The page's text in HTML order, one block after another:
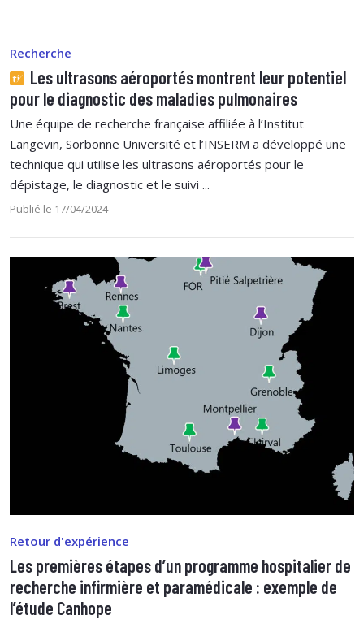
Recherche
Les ultrasons aéroportés montrent leur potentiel
pour le diagnostic des maladies pulmonaires
Une équipe de recherche française affiliée à l’Institut
Langevin, Sorbonne Université et l’INSERM a développé une
technique qui utilise les ultrasons aéroportés pour le
dépistage, le diagnostic et le suivi ...
Publié le 17/04/2024
Retour d'expérience
Les premières étapes d’un programme hospitalier de
recherche infirmière et paramédicale : exemple de
l’étude Canhope